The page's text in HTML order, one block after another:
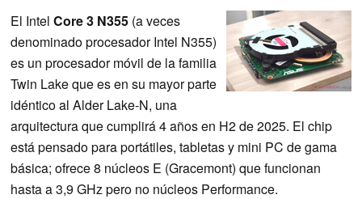
Busca
Contacto
El Intel Core 3 N355 (a veces
denominado procesador Intel N355)
es un procesador móvil de la familia
Twin Lake que es en su mayor parte
idéntico al Alder Lake-N, una
arquitectura que cumplirá 4 años en H2 de 2025. El chip
está pensado para portátiles, tabletas y mini PC de gama
básica; ofrece 8 núcleos E (Gracemont) que funcionan
hasta a 3,9 GHz pero no núcleos Performance.